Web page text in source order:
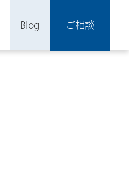
Blog ご相談